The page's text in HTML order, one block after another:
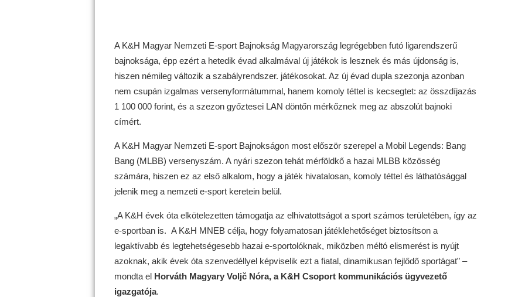
A K&H Magyar Nemzeti E-sport Bajnokság Magyarország legrégebben futó ligarendszerű
bajnoksága, épp ezért a hetedik évad alkalmával új játékok is lesznek és más újdonság is,
hiszen némileg változik a szabályrendszer. játékosokat. Az új évad dupla szezonja azonban
nem csupán izgalmas versenyformátummal, hanem komoly téttel is kecsegtet: az összdíjazás
1 100 000 forint, és a szezon győztesei LAN döntőn mérkőznek meg az abszolút bajnoki
címért.
A K&H Magyar Nemzeti E-sport Bajnokságon most először szerepel a Mobil Legends: Bang
Bang (MLBB) versenyszám. A nyári szezon tehát mérföldkő a hazai MLBB közösség
számára, hiszen ez az első alkalom, hogy a játék hivatalosan, komoly téttel és láthatósággal
jelenik meg a nemzeti e-sport keretein belül.
„A K&H évek óta elkötelezetten támogatja az elhivatottságot a sport számos területében, így az
e-sportban is. A K&H MNEB célja, hogy folyamatosan játéklehetőséget biztosítson a
legaktívabb és legtehetségesebb hazai e-sportolóknak, miközben méltó elismerést is nyújt
azoknak, akik évek óta szenvedéllyel képviselik ezt a fiatal, dinamikusan fejlődő sportágat” –
mondta el Horváth Magyary Voljč Nóra, a K&H Csoport kommunikációs ügyvezető
igazgatója.